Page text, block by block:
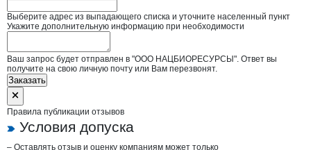
Выберите адрес из выпадающего списка и уточните населенный пункт
Укажите дополнительную информацию при необходимости
Ваш запрос будет отправлен в "ООО НАЦБИОРЕСУРСЫ". Ответ вы
получите на свою личную почту или Вам перезвонят.
Заказать
Правила публикации отзывов
Условия допуска
– Оставлять отзыв и оценку компаниям может только